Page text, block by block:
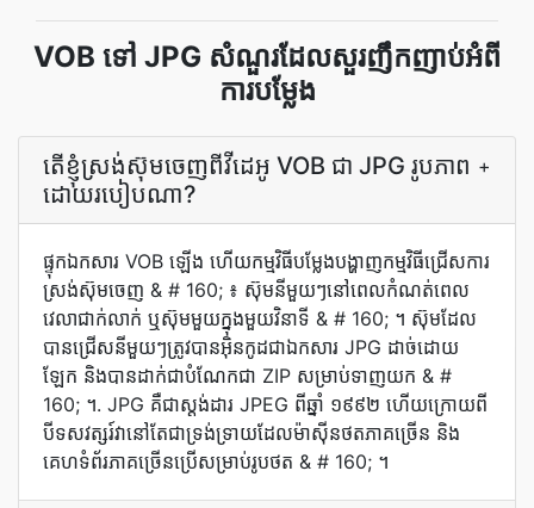
VOB ទៅ JPG សំណួរដែលសួរញឹកញាប់អំពី
ការបម្លែង
តើ​ខ្ញុំ​ស្រង់​ស៊ុម​ចេញ​ពី​វីដេអូ VOB ជា JPG រូបភាព​
ដោយ​របៀប​ណា?
+
ផ្ទុក​ឯកសារ VOB ឡើង ហើយ​កម្មវិធី​បម្លែង​បង្ហាញ​កម្មវិធី​ជ្រើស​ការ​
ស្រង់​ស៊ុម​ចេញ & # 160; ៖ ស៊ុម​នីមួយៗ​នៅ​ពេល​កំណត់​ពេល
វេលា​ជាក់លាក់ ឬ​ស៊ុម​មួយ​ក្នុង​មួយ​វិនាទី & # 160; ។ ស៊ុម​ដែល​
បាន​ជ្រើស​នីមួយៗ​ត្រូវ​បាន​អ៊ិនកូដ​ជា​ឯកសារ JPG ដាច់​ដោយ​
ឡែក និង​បាន​ដាក់​ជា​បំណែក​ជា ZIP សម្រាប់​ទាញយក & #
160; ។. JPG គឺ​ជា​ស្តង់ដារ JPEG ពី​ឆ្នាំ ១៩៩២ ហើយ​ក្រោយ​ពី​
បី​ទសវត្សរ៍​វា​នៅ​តែ​ជា​ទ្រង់ទ្រាយ​ដែល​ម៉ាស៊ីន​ថត​ភាគច្រើន និង​
គេហទំព័រ​ភាគច្រើន​ប្រើ​សម្រាប់​រូបថត & # 160; ។